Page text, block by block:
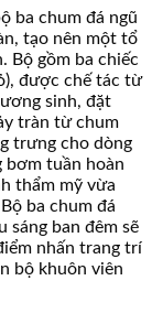
ba chum đá ngũ
tạo nên một tổ
Bộ gồm ba chiếc
được chế tác từ
sinh, đặt
tràn từ chum
trưng cho dòng
bơm tuần hoàn
thẩm mỹ vừa
ba chum đá
sáng ban đêm sẽ
nhấn trang trí
bộ khuôn viên